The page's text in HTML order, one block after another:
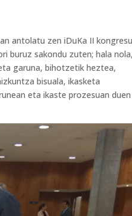
antolatu zen iDuKa II
buruz sakondu zuten; hala
garuna, bihotzetik heztea,
bisuala, ikasketa
eta ikaste prozesuan